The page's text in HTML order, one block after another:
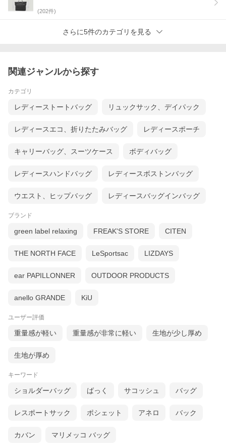
(202件)
さらに5件のカテゴリを見る
関連ジャンルから探す
カテゴリ
レディーストートバッグ リュックサック、デイパック
レディースエコ、折りたたみバッグ レディースポーチ
キャリーバッグ、スーツケース ボディバッグ
レディースハンドバッグ レディースボストンバッグ
ウエスト、ヒップバッグ レディースバッグインバッグ
ブランド
green label relaxing FREAK'S STORE CITEN
THE NORTH FACE LeSportsac LIZDAYS
ear PAPILLONNER OUTDOOR PRODUCTS
anello GRANDE KiU
ユーザー評価
重量感が軽い 重量感が非常に軽い 生地が少し厚め
生地が厚め
キーワード
ショルダーバッグ ばっく サコッシュ バッグ
レスポートサック ポシェット アネロ バック
カバン マリメッコ バッグ